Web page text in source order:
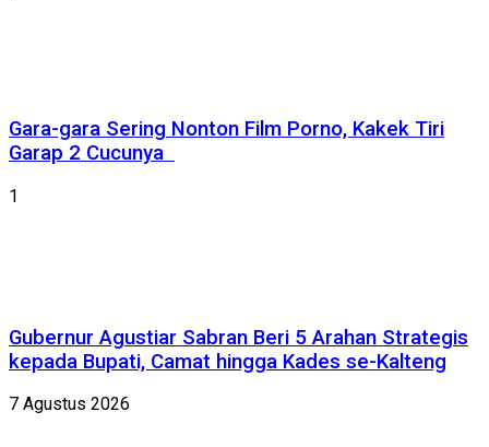
Gara-gara Sering Nonton Film Porno, Kakek Tiri
Garap 2 Cucunya
1
Gubernur Agustiar Sabran Beri 5 Arahan Strategis
kepada Bupati, Camat hingga Kades se-Kalteng
7 Agustus 2026